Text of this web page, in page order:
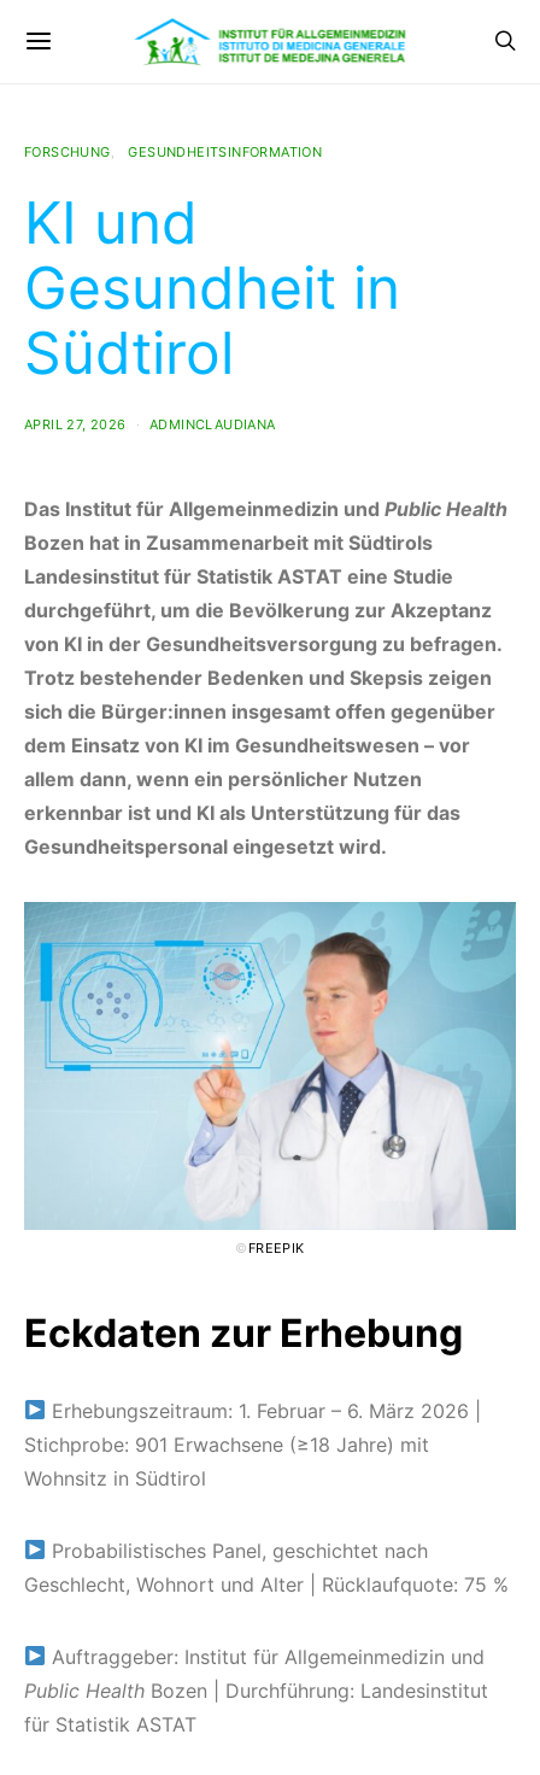
FORSCHUNG GESUNDHEITSINFORMATION
KI und
Gesundheit in
Südtirol
APRIL 27, 2026 ADMINCLAUDIANA
Das Institut für Allgemeinmedizin und Public Health
Bozen hat in Zusammenarbeit mit Südtirols
Landesinstitut für Statistik ASTAT eine Studie
durchgeführt, um die Bevölkerung zur Akzeptanz
von KI in der Gesundheitsversorgung zu befragen.
Trotz bestehender Bedenken und Skepsis zeigen
sich die Bürger:innen insgesamt offen gegenüber
dem Einsatz von KI im Gesundheitswesen – vor
allem dann, wenn ein persönlicher Nutzen
erkennbar ist und KI als Unterstützung für das
Gesundheitspersonal eingesetzt wird.
© FREEPIK
Eckdaten zur Erhebung
Erhebungszeitraum: 1. Februar – 6. März 2026 |
Stichprobe: 901 Erwachsene (≥18 Jahre) mit
Wohnsitz in Südtirol
Probabilistisches Panel, geschichtet nach
Geschlecht, Wohnort und Alter | Rücklaufquote: 75 %
Auftraggeber: Institut für Allgemeinmedizin und
Public Health Bozen | Durchführung: Landesinstitut
für Statistik ASTAT